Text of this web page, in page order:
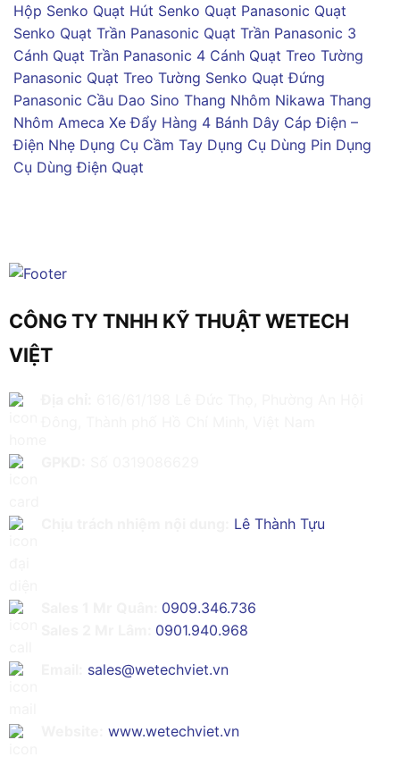
Hộp Senko Quạt Hút Senko Quạt Panasonic Quạt
Senko Quạt Trần Panasonic Quạt Trần Panasonic 3
Cánh Quạt Trần Panasonic 4 Cánh Quạt Treo Tường
Panasonic Quạt Treo Tường Senko Quạt Đứng
Panasonic Cầu Dao Sino Thang Nhôm Nikawa Thang
Nhôm Ameca Xe Đẩy Hàng 4 Bánh Dây Cáp Điện –
Điện Nhẹ Dụng Cụ Cầm Tay Dụng Cụ Dùng Pin Dụng
Cụ Dùng Điện Quạt
CÔNG TY TNHH KỸ THUẬT WETECH
VIỆT
Lê Thành Tựu
0909.346.736
0901.940.968
sales@wetechviet.vn
www.wetechviet.vn